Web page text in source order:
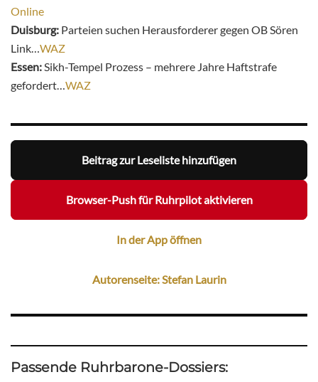
Online
Duisburg: Parteien suchen Herausforderer gegen OB Sören
Link…WAZ
Essen:Sikh-Tempel Prozess – mehrere Jahre Haftstrafe
gefordert…WAZ
Beitrag zur Leseliste hinzufügen
Browser-Push für Ruhrpilot aktivieren
In der App öffnen
Autorenseite: Stefan Laurin
Passende Ruhrbarone-Dossiers: